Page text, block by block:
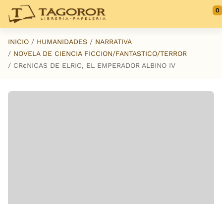
Saltar al contenido principal
0
INICIO HUMANIDADES
NARRATIVA
NOVELA DE CIENCIA FICCION/FANTASTICO/TERROR
CR¢NICAS DE ELRIC, EL EMPERADOR ALBINO IV